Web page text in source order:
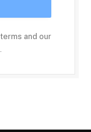
and our